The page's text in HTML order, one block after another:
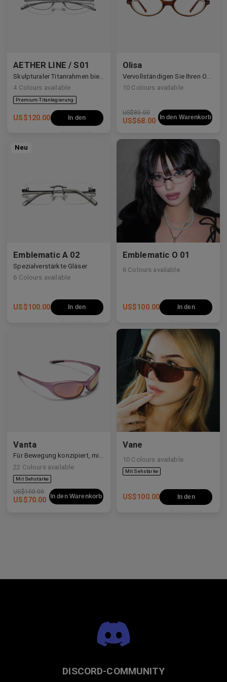
AETHER LINE / S01
4 Colours available
US$120.00 In den
Olisa
10 Colours available
US$80.00
US$68.00 In den Warenkorb
Neu
Emblematic A 02
Spezialverstärkte Gläser
6 Colours available
US$100.00 In den
Emblematic O 01
6 Colours available
US$100.00 In den
Vanta
Für Bewegung konzipiert, mit visueller Spannung und erhabener Form.
22 Colours available
US$100.00
US$70.00 In den Warenkorb
Vane
10 Colours available
US$100.00 In den
DISCORD-COMMUNITY